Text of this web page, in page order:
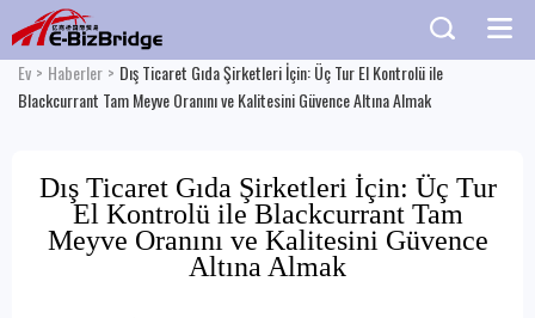
Ev > Haberler > Dış Ticaret Gıda Şirketleri İçin: Üç Tur El Kontrolü ile
Blackcurrant Tam Meyve Oranını ve Kalitesini Güvence Altına Almak
Dış Ticaret Gıda Şirketleri İçin: Üç Tur
El Kontrolü ile Blackcurrant Tam
Meyve Oranını ve Kalitesini Güvence
Altına Almak